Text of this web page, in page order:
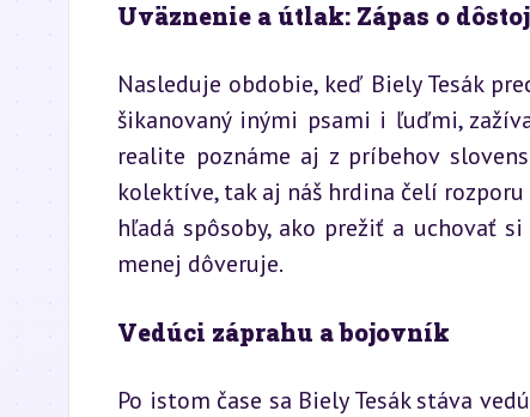
Uväznenie a útlak: Zápas o
Nasleduje obdobie, keď Biely Tesák
šikanovaný inými psami i ľuďmi,
realite poznáme aj z príbehov
kolektíve, tak aj náš hrdina čelí
hľadá spôsoby, ako prežiť a uchovať
menej dôveruje.
Vedúci záprahu a bojovník
Po istom čase sa Biely Tesák stáva